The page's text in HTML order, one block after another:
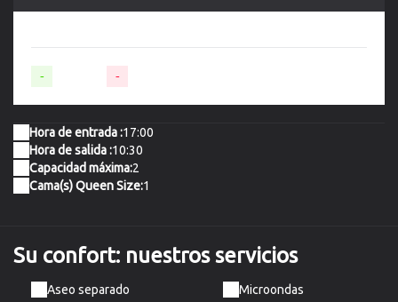
- -
Hora de entrada :17:00
Hora de salida :10:30
Capacidad máxima:2
Cama(s) Queen Size:1
Su confort: nuestros servicios
Aseo separado
Microondas